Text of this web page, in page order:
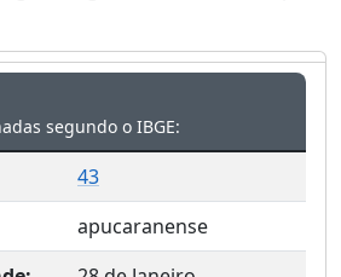
segundo o IBGE:
43
apucaranense